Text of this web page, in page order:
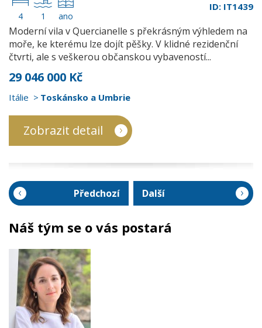
4 1 ano
ID: IT1439
Moderní vila v Quercianelle s překrásným výhledem na
moře, ke kterému lze dojít pěšky. V klidné rezidenční
čtvrti, ale s veškerou občanskou vybaveností...
29 046 000 Kč
Itálie Toskánsko a Umbrie
Zobrazit detail
Předchozí Další
Náš tým se o vás postará